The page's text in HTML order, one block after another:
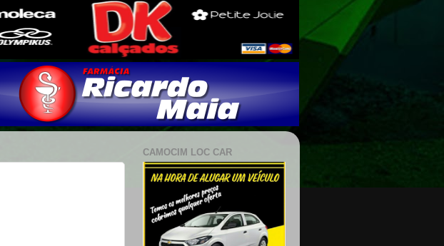
CAMOCIM LOC CAR